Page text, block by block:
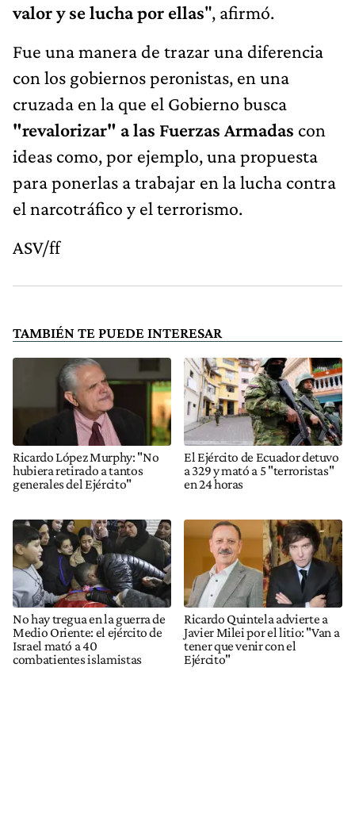
valor y se lucha por ellas", afirmó.
Fue una manera de trazar una diferencia
con los gobiernos peronistas, en una
cruzada en la que el Gobierno busca
"revalorizar" a las Fuerzas Armadas con
ideas como, por ejemplo, una propuesta
para ponerlas a trabajar en la lucha contra
el narcotráfico y el terrorismo.
ASV/ff
TAMBIÉN TE PUEDE INTERESAR
Ricardo López Murphy: "No
hubiera retirado a tantos
generales del Ejército"
El Ejército de Ecuador detuvo
a 329 y mató a 5 "terroristas"
en 24 horas
No hay tregua en la guerra de
Medio Oriente: el ejército de
Israel mató a 40
combatientes islamistas
Ricardo Quintela advierte a
Javier Milei por el litio: "Van a
tener que venir con el
Ejército"